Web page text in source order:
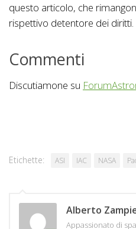
questo articolo, che
rispettivo detentore dei diritti.
Commenti
Discutiamone su
Etichette: ASI IAC NASA
Alberto
Appassionato di